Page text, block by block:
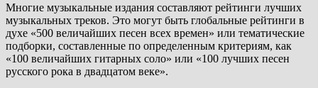
Многие музыкальные издания составляют рейтинги лучших
музыкальных треков. Это могут быть глобальные рейтинги в
духе «500 величайших песен всех времен» или тематические
подборки, составленные по определенным критериям, как
«100 величайших гитарных соло» или «100 лучших песен
русского рока в двадцатом веке».